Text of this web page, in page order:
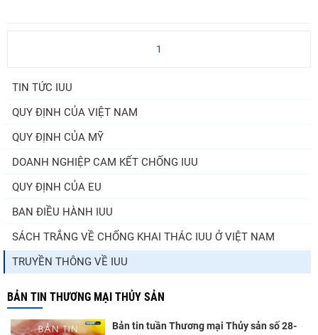
1
TIN TỨC IUU
QUY ĐỊNH CỦA VIỆT NAM
QUY ĐỊNH CỦA MỸ
DOANH NGHIỆP CAM KẾT CHỐNG IUU
QUY ĐỊNH CỦA EU
BAN ĐIỀU HÀNH IUU
SÁCH TRẮNG VỀ CHỐNG KHAI THÁC IUU Ở VIỆT NAM
TRUYỀN THÔNG VỀ IUU
BẢN TIN THƯƠNG MẠI THỦY SẢN
Bản tin tuần Thương mại Thủy sản số 28-